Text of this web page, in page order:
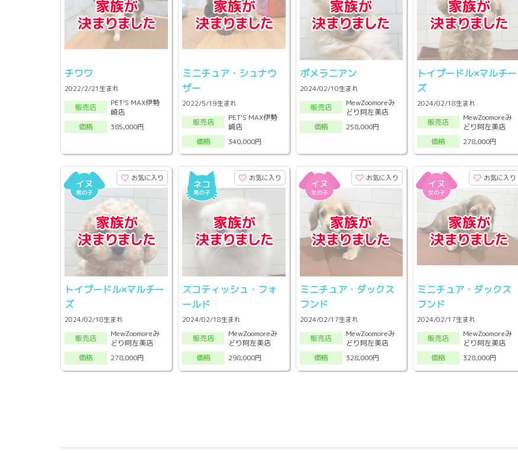
チワワ
2022/2/21生まれ
販売店
PET'S MAX伊勢
崎店
価格
385,000円
ミニチュア・シュナウ
ザー
2022/5/19生まれ
販売店
PET'S MAX伊勢
崎店
価格
340,000円
ポメラニアン
2024/02/10生まれ
販売店
MewZoomoreみ
どり阿左美店
価格
258,000円
トイプードル×マルチー
ズ
2024/02/18生まれ
販売店
MewZoomoreみ
どり阿左美店
価格
278,000円
お気に入り
トイプードル×マルチー
ズ
2024/02/18生まれ
販売店
MewZoomoreみ
どり阿左美店
価格
278,000円
お気に入り
スコティッシュ・フォ
ールド
2024/02/18生まれ
販売店
MewZoomoreみ
どり阿左美店
価格
298,000円
お気に入り
ミニチュア・ダックス
フンド
2024/02/17生まれ
販売店
MewZoomoreみ
どり阿左美店
価格
328,000円
お気に入り
ミニチュア・ダックス
フンド
2024/02/17生まれ
販売店
MewZoomoreみ
どり阿左美店
価格
328,000円